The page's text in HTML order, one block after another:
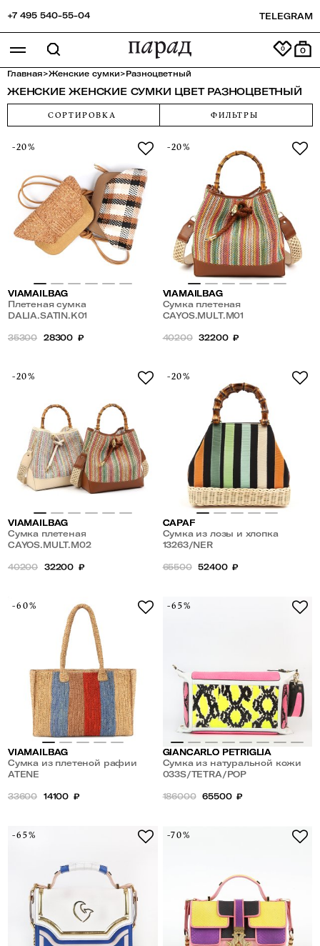
+7 495 540-55-04 TELEGRAM
0
Главная>Женские сумки>Разноцветный
ЖЕНСКИЕ ЖЕНСКИЕ СУМКИ ЦВЕТ РАЗНОЦВЕТНЫЙ
СОРТИРОВКА ФИЛЬТРЫ
-20%
VIAMAILBAG
Плетеная сумка
DALIA.SATIN.K01
35300 28300 ₽
-20%
VIAMAILBAG
Сумка плетеная
CAYOS.MULT.M01
40200 32200 ₽
-20%
VIAMAILBAG
Сумка плетеная
CAYOS.MULT.M02
40200 32200 ₽
-20%
CAPAF
Сумка из лозы и хлопка
13263/NER
65500 52400 ₽
-60%
VIAMAILBAG
Сумка из плетеной рафии
ATENE
33600 14100 ₽
-65%
GIANCARLO PETRIGLIA
Сумка из натуральной кожи
TETRA
033S/TETRA/POP
186000 65500 ₽
-65% -70%